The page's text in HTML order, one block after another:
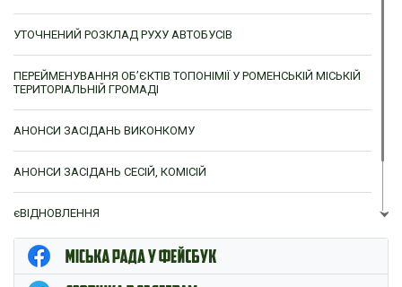
УТОЧНЕНИЙ РОЗКЛАД РУХУ АВТОБУСІВ
ПЕРЕЙМЕНУВАННЯ ОБ’ЄКТІВ ТОПОНІМІЇ У РОМЕНСЬКІЙ МІСЬКІЙ
ТЕРИТОРІАЛЬНІЙ ГРОМАДІ
АНОНСИ ЗАСІДАНЬ ВИКОНКОМУ
АНОНСИ ЗАСІДАНЬ СЕСІЙ, КОМІСІЙ
єВІДНОВЛЕННЯ
ЦНАП м. Ромни